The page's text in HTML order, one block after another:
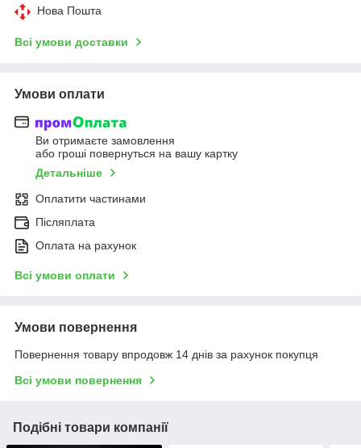
Нова Пошта
Всі умови доставки
Умови оплати
Ви отримаєте замовлення
або гроші повернуться на вашу картку
Детальніше
Оплатити частинами
Післяплата
Оплата на рахунок
Всі умови оплати
Умови повернення
Повернення товару впродовж 14 днів за рахунок покупця
Всі умови повернення
Подібні товари компанії